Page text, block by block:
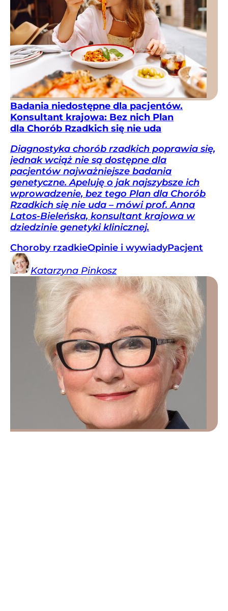
Badania niedostępne dla pacjentów.
Konsultant krajowa: Bez nich Plan
dla Chorób Rzadkich się nie uda
Diagnostyka chorób rzadkich poprawia się,
jednak wciąż nie są dostępne dla
pacjentów najważniejsze badania
genetyczne. Apeluję o jak najszybsze ich
wprowadzenie, bez tego Plan dla Chorób
Rzadkich się nie uda – mówi prof. Anna
Latos-Bieleńska, konsultant krajowa w
dziedzinie genetyki klinicznej.
Choroby rzadkieOpinie i wywiadyPacjent
Katarzyna Pinkosz